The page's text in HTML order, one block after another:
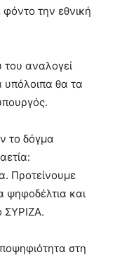
την εθνική
του αναλογεί
υπόλοιπα θα τα
το δόγμα
Προτείνουμε
ψηφοδέλτια και
ΣΥΡΙΖΑ.
στη